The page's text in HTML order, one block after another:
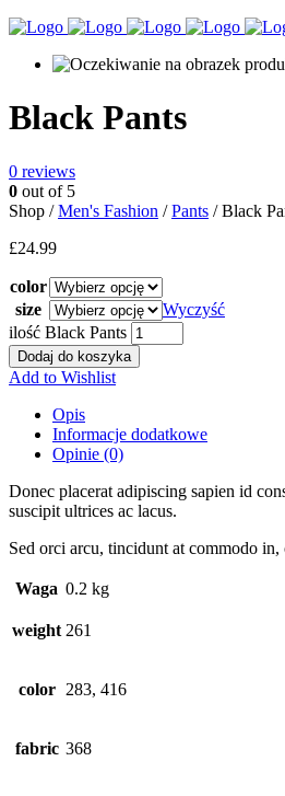
Black Pants
0 reviews
0 out of 5
Shop /Men's Fashion /Pants / Black
£24.99
color
size
Wyczyść
ilość Black Pants
Dodaj do koszyka
Add to Wishlist
Opis
Informacje dodatkowe
Opinie (0)
Donec placerat adipiscing sapien id
suscipit ultrices ac lacus.
Sed orci arcu, tincidunt at commodo
Waga 0.2 kg
weight 261
color 283, 416
fabric 368